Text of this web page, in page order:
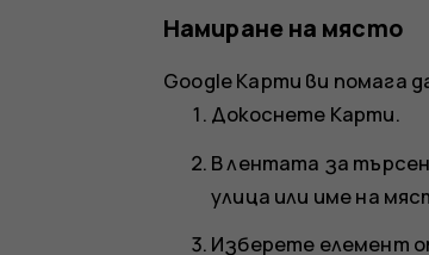
Намиране на място
Google Карти ви помага
Докоснете Карти.
В лентата за
улица или име на
Изберете елемент